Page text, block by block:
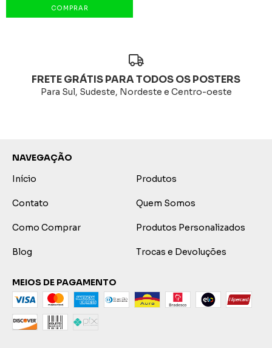
FRETE GRÁTIS PARA TODOS OS POSTERS
Para Sul, Sudeste, Nordeste e Centro-oeste
NAVEGAÇÃO
Início
Produtos
Contato Quem Somos
Como Comprar Produtos Personalizados
Blog Trocas e Devoluções
MEIOS DE PAGAMENTO